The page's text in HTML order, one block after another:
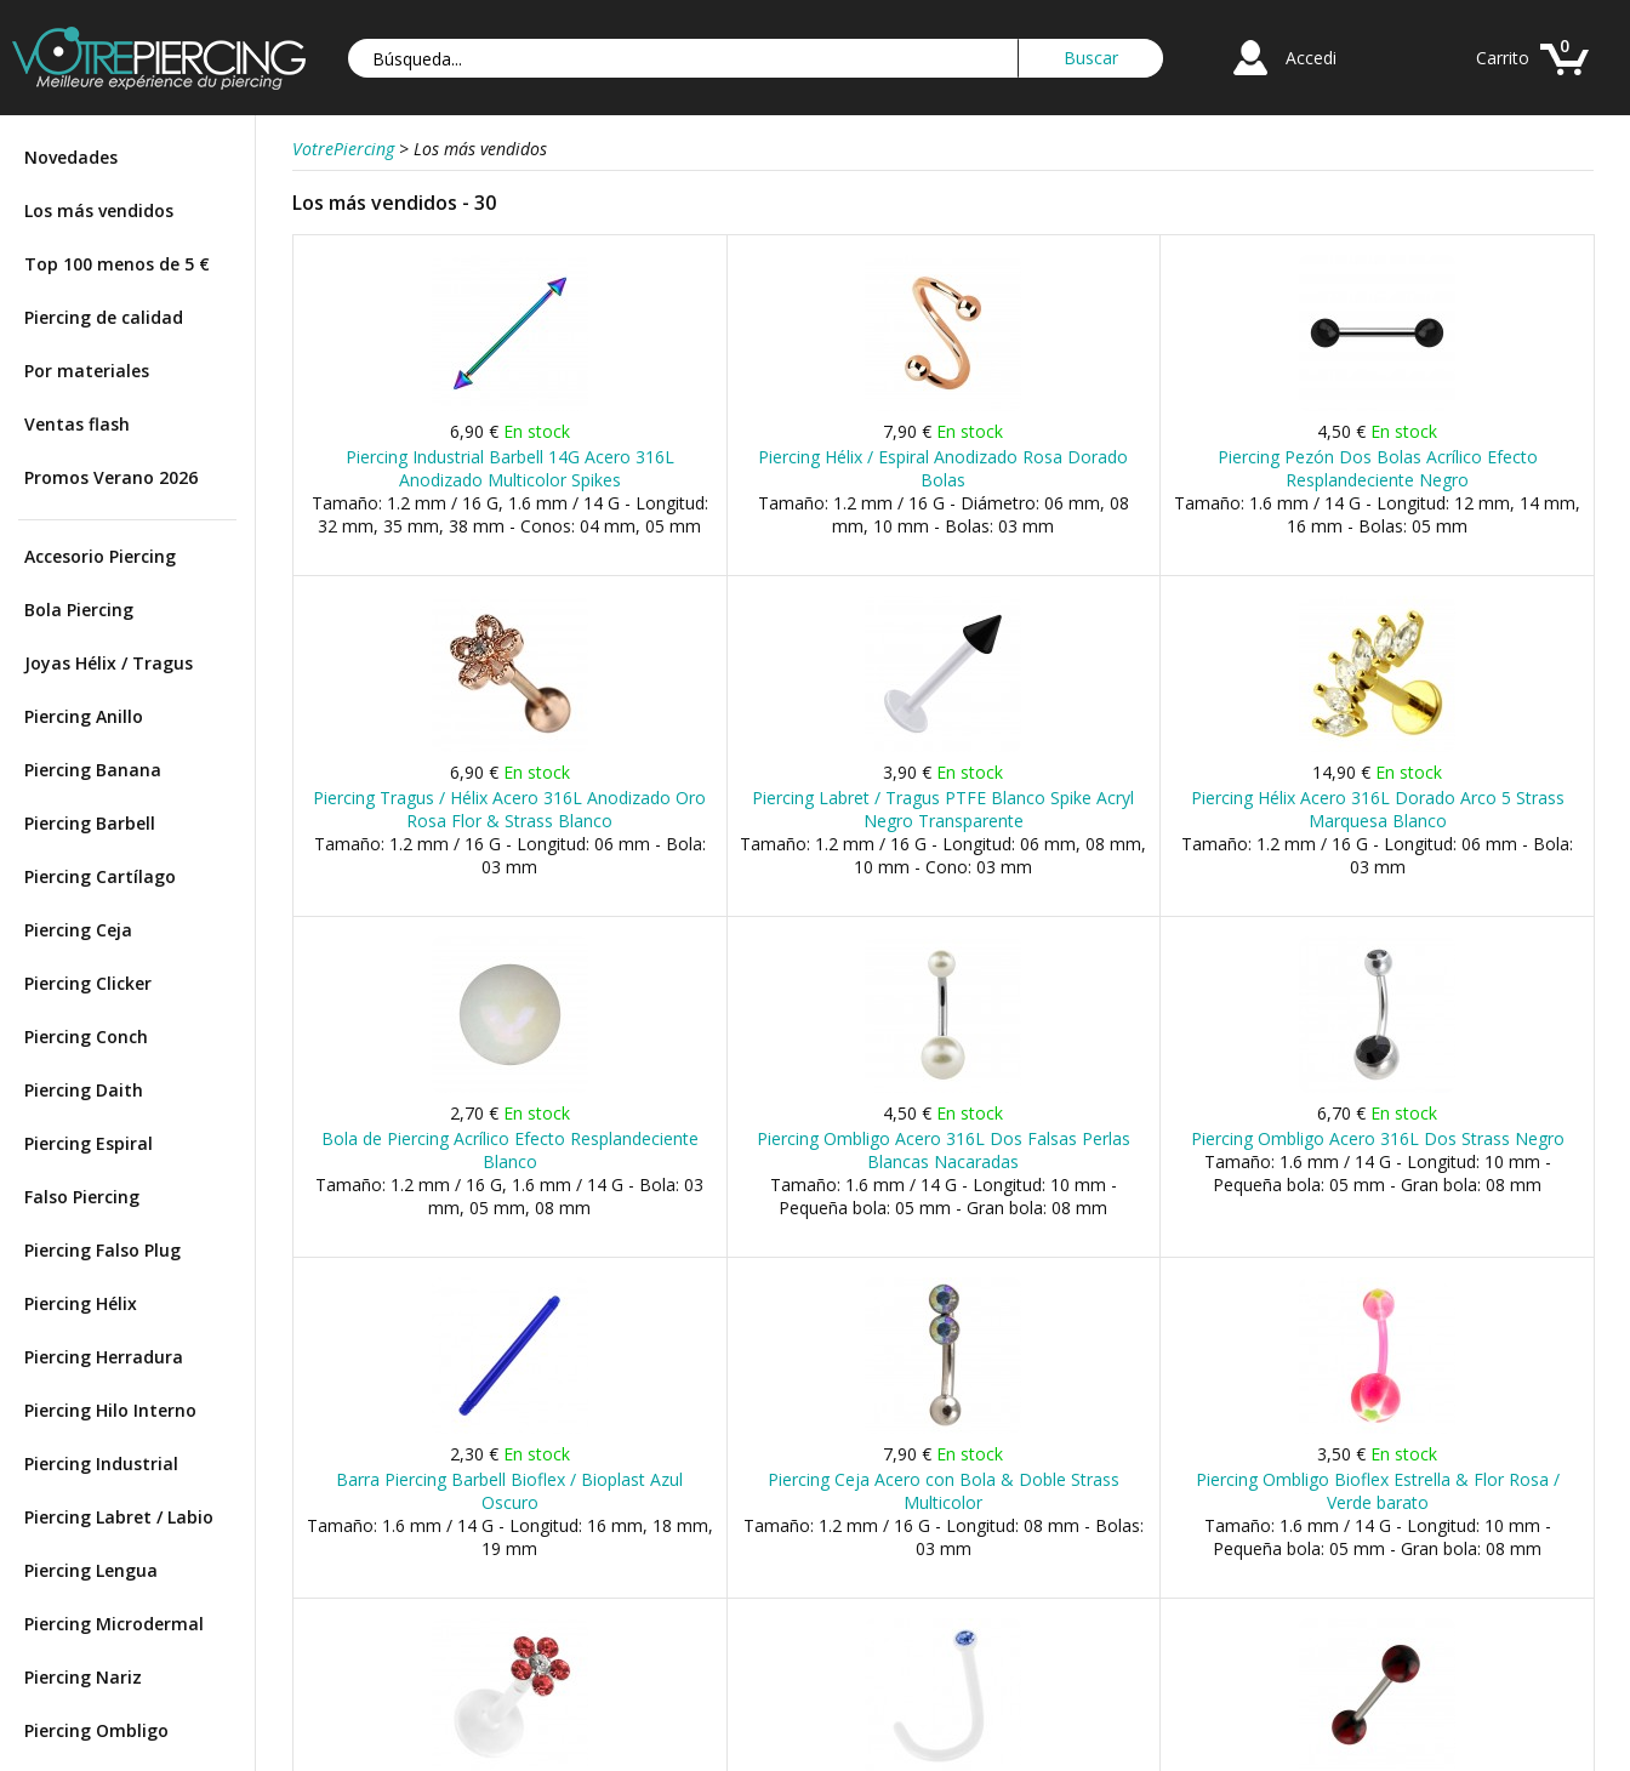
Accedi
0
Carrito
Novedades
Los más vendidos
Top 100 menos de 5 €
Piercing de calidad
Por materiales
Ventas flash
Promos Verano 2026
Accesorio Piercing
Bola Piercing
Joyas Hélix / Tragus
Piercing Anillo
Piercing Banana
Piercing Barbell
Piercing Cartílago
Piercing Ceja
Piercing Clicker
Piercing Conch
Piercing Daith
Piercing Espiral
Falso Piercing
Piercing Falso Plug
Piercing Hélix
Piercing Herradura
Piercing Hilo Interno
Piercing Industrial
Piercing Labret / Labio
Piercing Lengua
Piercing Microdermal
Piercing Nariz
Piercing Ombligo
VotrePiercing > Los más vendidos
Los más vendidos - 30
6,90 € En stock
Piercing Industrial Barbell 14G Acero 316L
Anodizado Multicolor Spikes
Tamaño: 1.2 mm / 16 G, 1.6 mm / 14 G - Longitud:
32 mm, 35 mm, 38 mm - Conos: 04 mm, 05 mm
7,90 € En stock
Piercing Hélix / Espiral Anodizado Rosa Dorado
Bolas
Tamaño: 1.2 mm / 16 G - Diámetro: 06 mm, 08
mm, 10 mm - Bolas: 03 mm
4,50 € En stock
Piercing Pezón Dos Bolas Acrílico Efecto
Resplandeciente Negro
Tamaño: 1.6 mm / 14 G - Longitud: 12 mm, 14 mm,
16 mm - Bolas: 05 mm
6,90 € En stock
Piercing Tragus / Hélix Acero 316L Anodizado Oro
Rosa Flor & Strass Blanco
Tamaño: 1.2 mm / 16 G - Longitud: 06 mm - Bola:
03 mm
3,90 € En stock
Piercing Labret / Tragus PTFE Blanco Spike Acryl
Negro Transparente
Tamaño: 1.2 mm / 16 G - Longitud: 06 mm, 08 mm,
10 mm - Cono: 03 mm
14,90 € En stock
Piercing Hélix Acero 316L Dorado Arco 5 Strass
Marquesa Blanco
Tamaño: 1.2 mm / 16 G - Longitud: 06 mm - Bola:
03 mm
2,70 € En stock
Bola de Piercing Acrílico Efecto Resplandeciente
Blanco
Tamaño: 1.2 mm / 16 G, 1.6 mm / 14 G - Bola: 03
mm, 05 mm, 08 mm
4,50 € En stock
Piercing Ombligo Acero 316L Dos Falsas Perlas
Blancas Nacaradas
Tamaño: 1.6 mm / 14 G - Longitud: 10 mm -
Pequeña bola: 05 mm - Gran bola: 08 mm
6,70 € En stock
Piercing Ombligo Acero 316L Dos Strass Negro
Tamaño: 1.6 mm / 14 G - Longitud: 10 mm -
Pequeña bola: 05 mm - Gran bola: 08 mm
2,30 € En stock
Barra Piercing Barbell Bioflex / Bioplast Azul
Oscuro
Tamaño: 1.6 mm / 14 G - Longitud: 16 mm, 18 mm,
19 mm
7,90 € En stock
Piercing Ceja Acero con Bola & Doble Strass
Multicolor
Tamaño: 1.2 mm / 16 G - Longitud: 08 mm - Bolas:
03 mm
3,50 € En stock
Piercing Ombligo Bioflex Estrella & Flor Rosa /
Verde barato
Tamaño: 1.6 mm / 14 G - Longitud: 10 mm -
Pequeña bola: 05 mm - Gran bola: 08 mm